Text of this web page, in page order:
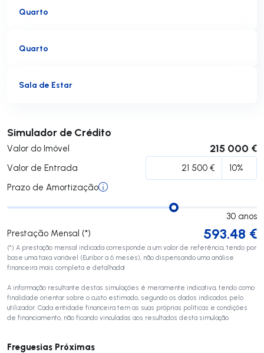
Quarto
Quarto
Sala de Estar
Simulador de Crédito
Valor do Imóvel 215 000 €
Valor de Entrada
Prazo de Amortização
30 anos
Prestação Mensal (*)
593.48 €
(*) A prestação mensal indicada corresponde a um valor de referência, tendo por
base uma taxa variável (Euribor a 6 meses), não dispensando uma análise
financeira mais completa e detalhada!
A informação resultante destas simulações é meramente indicativa, tendo como
finalidade orientar sobre o custo estimado, segundo os dados indicados pelo
utilizador. Cada entidade financeira tem as suas próprias políticas e condições
de financiamento, não ficando vinculadas aos resultados desta simulação.
Submeter
Freguesias Próximas